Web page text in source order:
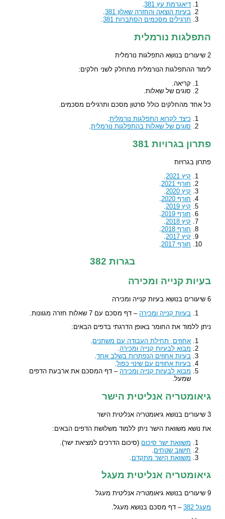
דיאגרמת עץ 381
.
בעיות הוצאה והחזרה שאלון 381
.
תרגילים מסכמים הסתברות 381
.
התפלגות נורמלית
2 שיעורים בנושא התפלגות נורמלית
לימוד ההתפלגות הנורמלית מתחלק לשני חלקים:
קריאה.
סוגים של שאלות.
כל אחד מהחלקים כולל סרטון מסכם ותרגילים מסכמים.
כיצד לקרוא התפלגות נורמלית.
סוגים של שאלות בהתפלגות נורמלית.
פתרון בגרויות 381
פתרון בגרויות
קיץ 2021
חורף 2021
קיץ 2020
חורף 2020
קיץ 2019
חורף 2019
קיץ 2018
חורף 2018
קיץ 2017
חורף 2017
בגרות 382
בעיות קנייה ומכירה
6 שיעורים בנושא בעיות קנייה ומכירה
בעיות קנייה ומכירה – דף מסכם עם 7 שאלות חזרה מגוונות.
ניתן ללמוד את החומר באופן הדרגתי בדפים הבאים:
אחוזים, תחילת העבודה עם משתנים.
מבוא לבעיות קנייה ומכירה.
בעיות אחוזים הנפתרות בשלב אחד.
בעיות אחוזים עם שינוי כפול.
מבוא לבעיות קנייה ומכירה – דף המסכם את ארבעת הדפים
שמעל.
גיאומטריה אנליטית הישר
3 שיעורים בנושא גיאומטריה אנליטית הישר
את נושא משוואת הישר ניתן ללמוד משלושת הדפים הבאים:
משוואת ישר סיכום (סיכום הדרכים למציאת ישר).
חישוב שטחים
משוואת הישר מתקדם
גיאומטריה אנליטית מעגל
9 שיעורים בנושא גיאומטריה אנליטית מעגל
מעגל 382
– דף מסכם בנושא מעגל.